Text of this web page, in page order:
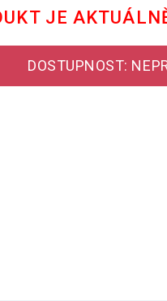
JE
DOSTUPNOST: